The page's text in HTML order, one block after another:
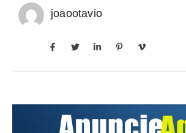
joaootavio